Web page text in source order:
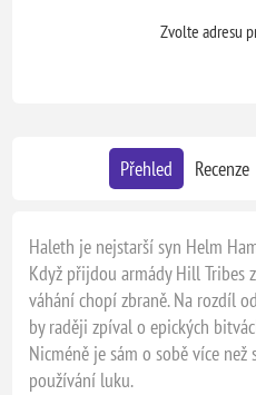
Zvolte adresu
Přehled Recenze
Haleth je nejstarší syn Helm
Když přijdou armády Hill Tribes
váhání chopí zbraně. Na rozdíl
by raději zpíval o epických
Nicméně je sám o sobě více
používání luku.